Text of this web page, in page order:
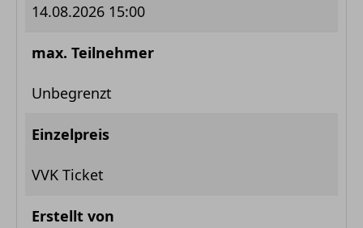
14.08.2026 15:00
max. Teilnehmer
Unbegrenzt
Einzelpreis
VVK Ticket
Erstellt von